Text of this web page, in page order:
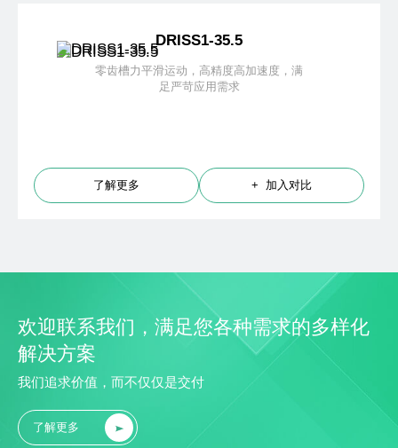
DRISS1-35.5
零齿槽力平滑运动，高精度高加速度，满
足严苛应用需求
了解更多 + 加入对比
欢迎联系我们，满足您各种需求的多样化
解决方案
我们追求价值，而不仅仅是交付
了解更多